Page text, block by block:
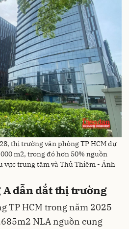
thị trường văn phòng TP HCM dự
m2, trong đó hơn 50% nguồn
vực trung tâm và Thủ Thiêm - Ảnh
A dẫn dắt thị trường
TP HCM trong năm 2025
NLA nguồn cung